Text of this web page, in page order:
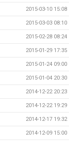
2015-03-10 15:08
2015-03-03 08:10
2015-02-28 08:24
2015-01-29 17:35
2015-01-24 09:00
2015-01-04 20:30
2014-12-22 20:23
2014-12-22 19:29
2014-12-17 19:32
2014-12-09 15:00